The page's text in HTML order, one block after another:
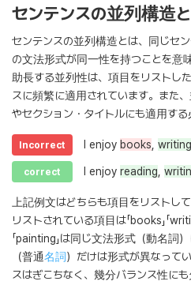
センテンスの並列構造
センテンスの並列構造とは、同じセ
の文法形式が同一性を持つことを意
助長する並列性は、項目をリストし
スに頻繁に適用されています。また
やセクション・タイトルにも適用する
Incorrect I enjoy books writing
correct I enjoy reading
上記例文はどちらも項目をリストし
リストされている項目は「books」「
「painting」は同じ文法形式（動名詞）
（普通名詞）だけは形式が異なって
スはぎこちなく、幾分バランス性に